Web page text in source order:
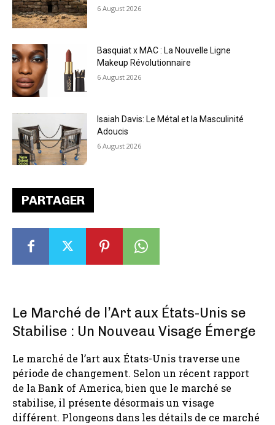
PARTAGER
Le Marché de l’Art aux États-Unis se
Stabilise : Un Nouveau Visage Émerge
Le marché de l’art aux États-Unis traverse une
période de changement. Selon un récent rapport
de la Bank of America, bien que le marché se
stabilise, il présente désormais un visage
différent. Plongeons dans les détails de ce marché
6 August 2026
Basquiat x MAC : La Nouvelle Ligne
Makeup Révolutionnaire
6 August 2026
Isaiah Davis: Le Métal et la Masculinité
Adoucis
6 August 2026